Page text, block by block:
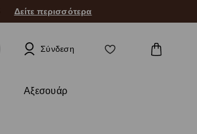
Δείτε περισσότερα
Σύνδεση
Αξεσουάρ